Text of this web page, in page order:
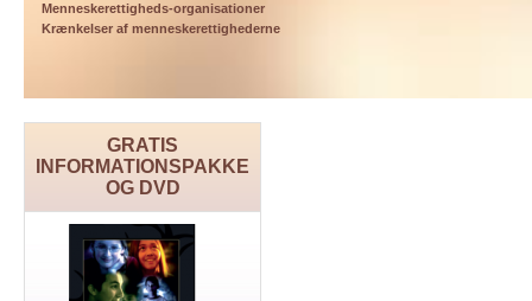
Menneskerettigheds-organisationer
Krænkelser af menneskerettighederne
GRATIS
INFORMATIONSPAKKE
OG DVD